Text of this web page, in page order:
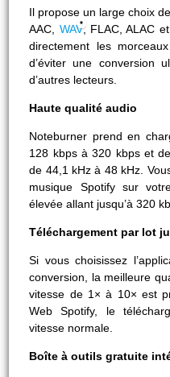
Il propose un large choix
AAC, WAV, FLAC, ALAC
directement les
d’éviter une conversion
d’autres lecteurs.
Haute qualité audio
Noteburner prend en
128 kbps à 320 kbps et
de 44,1 kHz à 48 kHz.
musique Spotify sur
élevée allant jusqu’à 320
Téléchargement par lot
Si vous choisissez
conversion, la meilleure
vitesse de 1× à 10× est
Web Spotify, le
vitesse normale.
Boîte à outils gratuite